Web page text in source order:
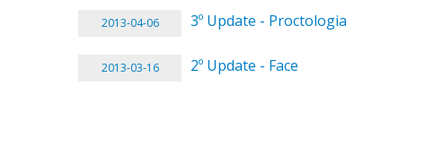
2013-04-06 3º Update - Proctologia
2013-03-16 2º Update - Face